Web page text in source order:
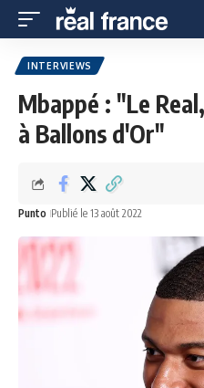
INTERVIEWS
Mbappé : "Le
à Ballons d'Or"
Punto Publié le 13 août 2022